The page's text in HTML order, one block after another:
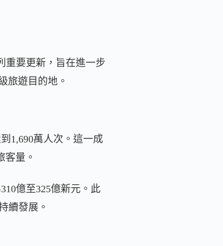
重要更新，旨在進一步
旅遊目的地。
1,690萬人次。這一成
客量。
億至325億新元。此
續發展。